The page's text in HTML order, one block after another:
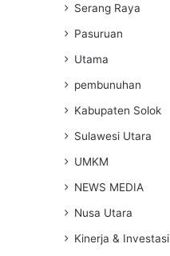
Serang Raya
Pasuruan
Utama
pembunuhan
Kabupaten Solok
Sulawesi Utara
UMKM
NEWS MEDIA
Nusa Utara
Kinerja & Investasi